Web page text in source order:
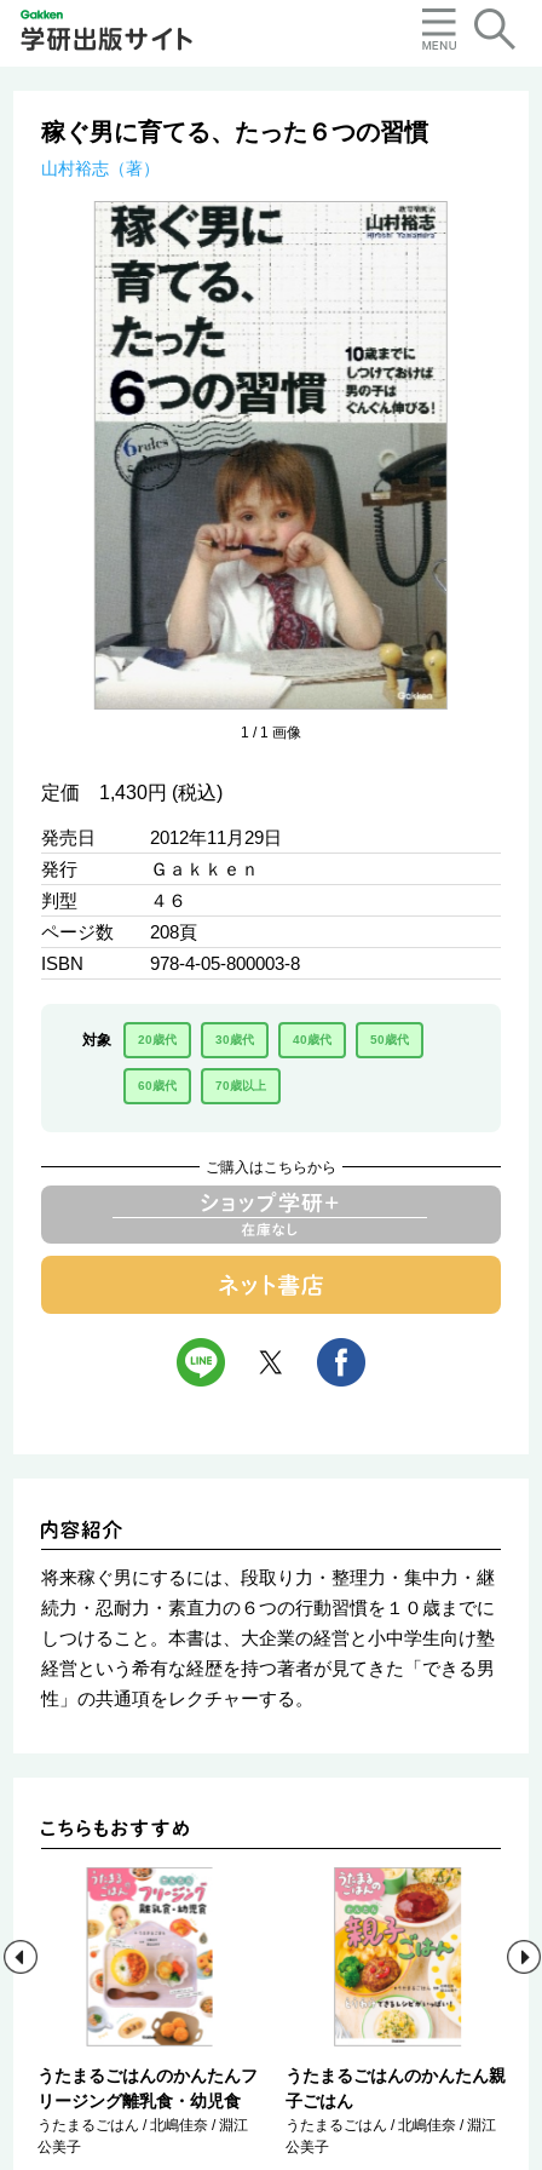
稼ぐ男に育てる、たった６つの習慣
山村裕志（著）
1 / 1 画像
定価 1,430円 (税込)
発売日
2012年11月29日
発行
Ｇａｋｋｅｎ
判型
４６
ページ数
208頁
ISBN
978-4-05-800003-8
対象 20歳代 30歳代 40歳代 50歳代
60歳代 70歳以上
ご購入はこちらから
将来稼ぐ男にするには、段取り力・整理力・集中力・継
続力・忍耐力・素直力の６つの行動習慣を１０歳までに
しつけること。本書は、大企業の経営と小中学生向け塾
経営という希有な経歴を持つ著者が見てきた「できる男
性」の共通項をレクチャーする。
うたまるごはんのかんたんフ
リージング離乳食・幼児食
うたまるごはん / 北嶋佳奈 / 淵江
公美子
うたまるごはんのかんたん親
子ごはん
うたまるごはん / 北嶋佳奈 / 淵江
公美子